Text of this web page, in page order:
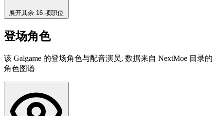
展开其余 16 项职位
登场角色
该 Galgame 的登场角色与配音演员, 数据来自 NextMoe 目录的
角色图谱